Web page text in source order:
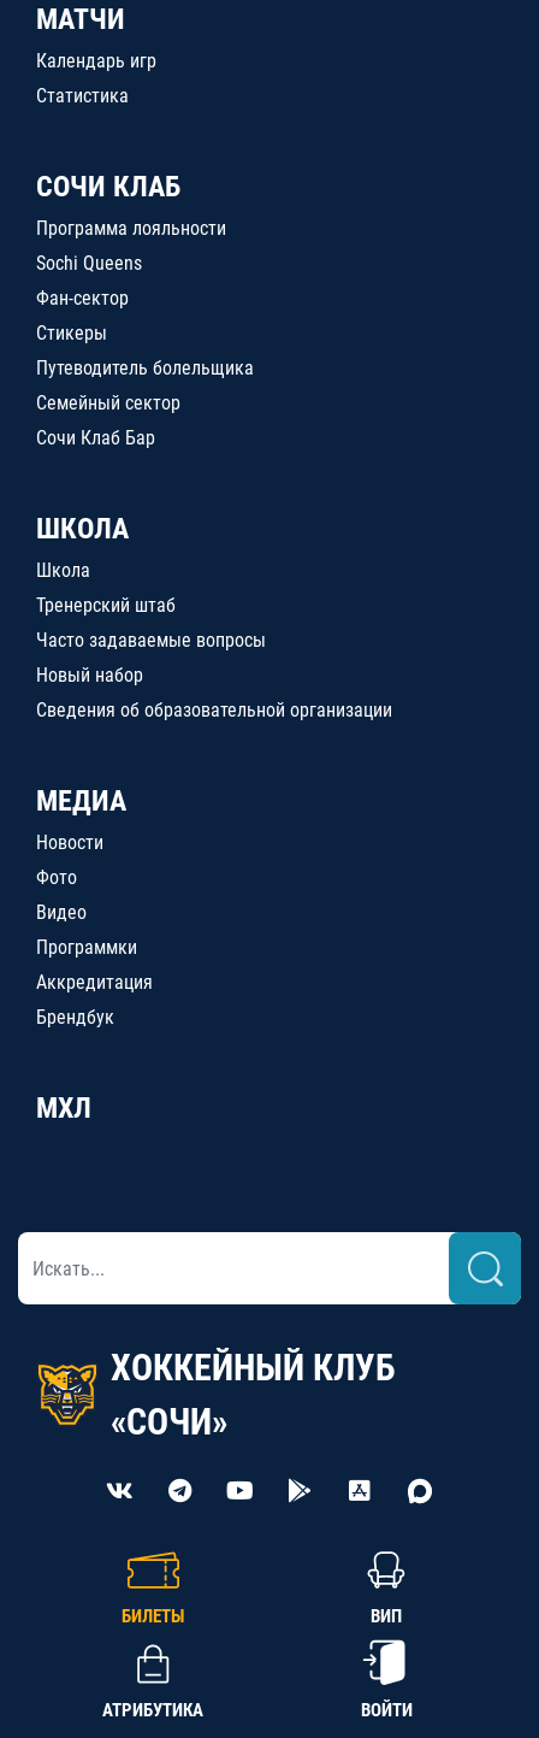
МАТЧИ
Календарь игр
Статистика
СОЧИ КЛАБ
Программа лояльности
Sochi Queens
Фан-сектор
Стикеры
Путеводитель болельщика
Семейный сектор
Сочи Клаб Бар
ШКОЛА
Школа
Тренерский штаб
Часто задаваемые вопросы
Новый набор
Сведения об образовательной организации
МЕДИА
Новости
Фото
Видео
Программки
Аккредитация
Брендбук
МХЛ
ХОККЕЙНЫЙ КЛУБ
«СОЧИ»
БИЛЕТЫ ВИП
АТРИБУТИКА ВОЙТИ